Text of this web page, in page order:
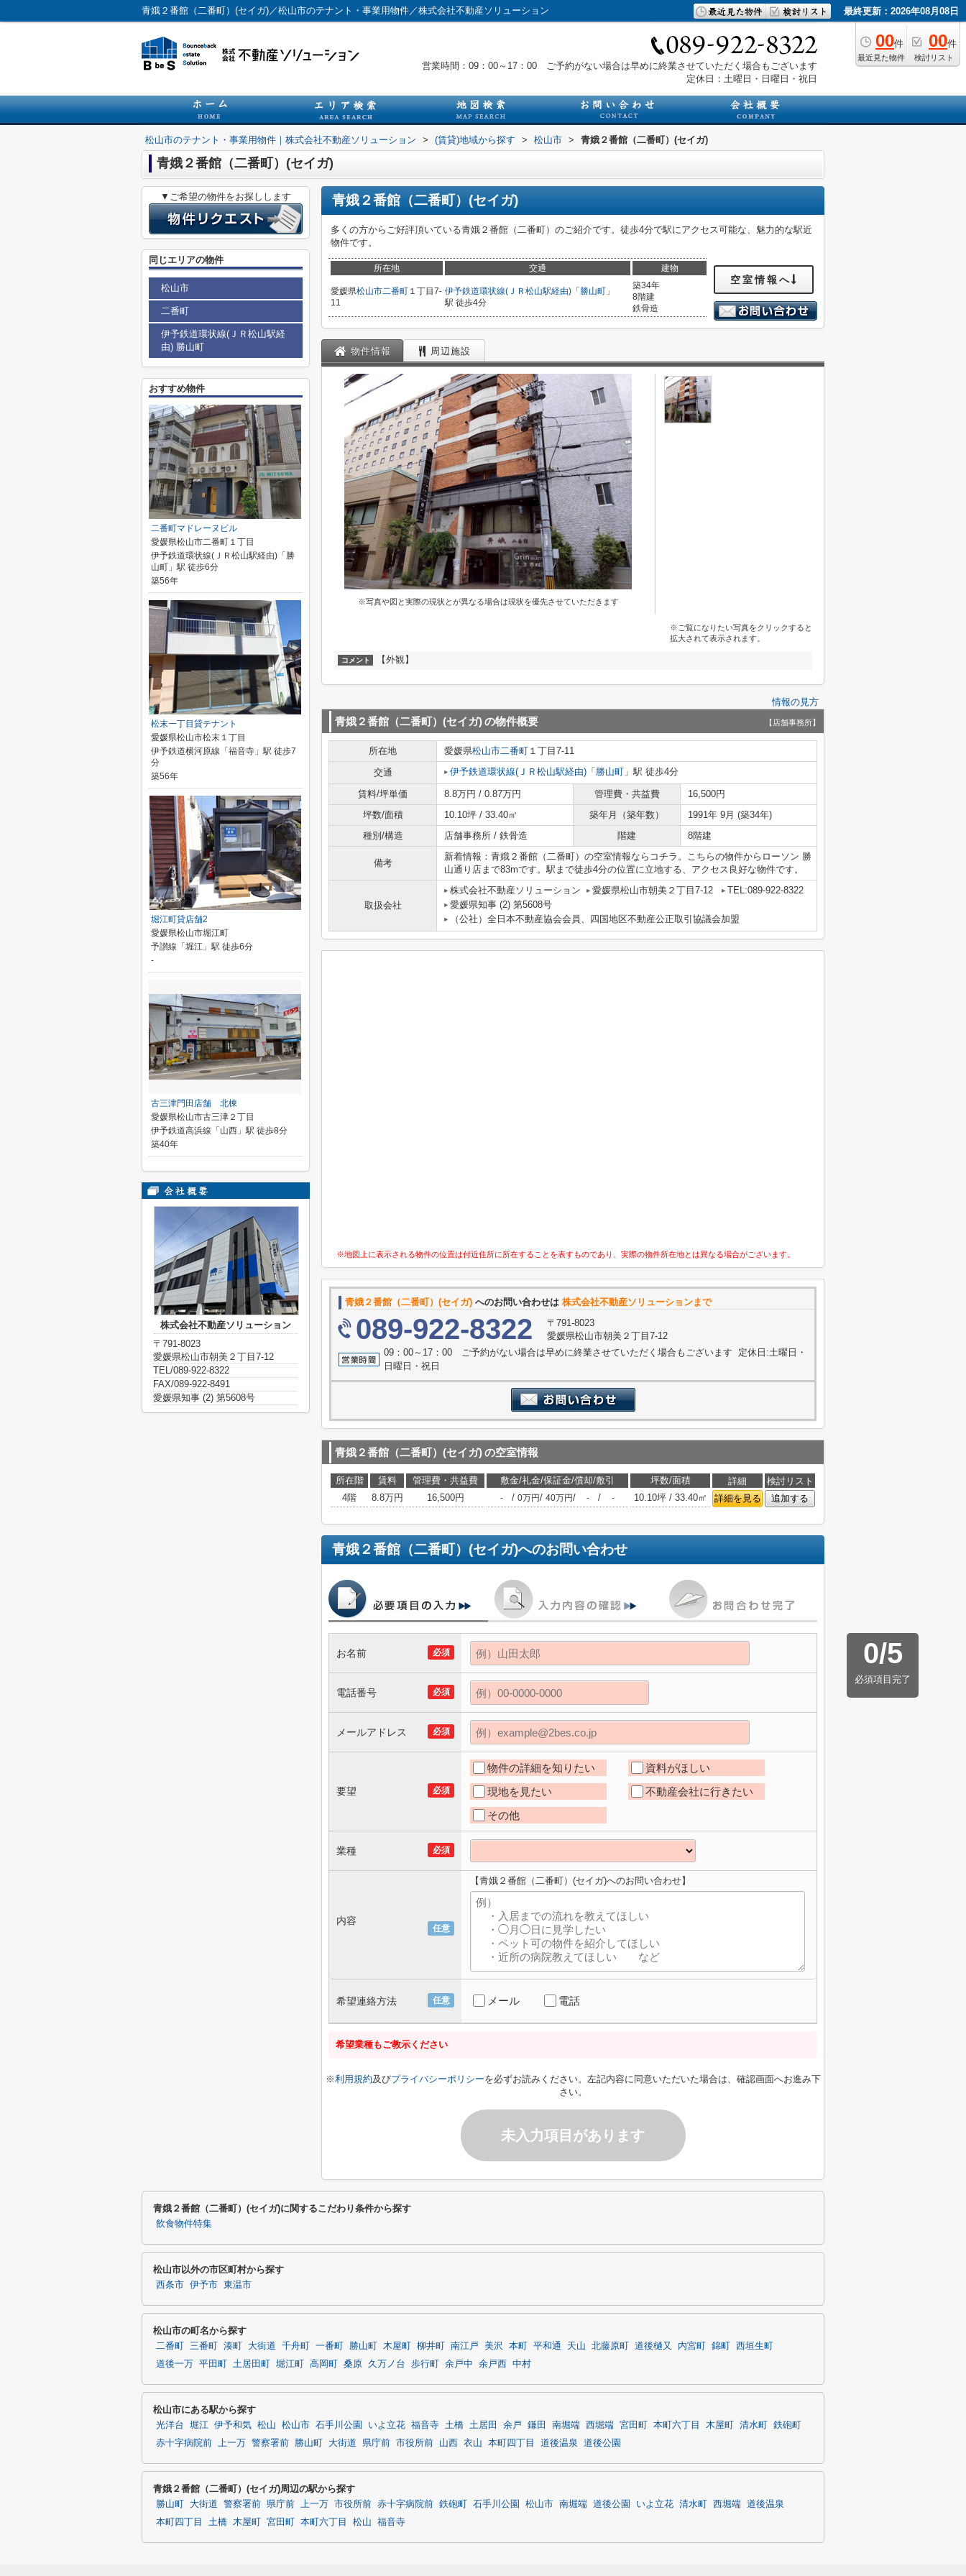
青娥２番館（二番町）(セイガ)／松山市のテナント・事業用物件／株式会社不動産ソリューション 最終更新：2026年08月08日
00件
最近見た物件
00件
検討リスト
営業時間：09：00～17：00 ご予約がない場合は早めに終業させていただく場合もございます
定休日：土曜日・日曜日・祝日
松山市のテナント・事業用物件｜株式会社不動産ソリューション > (賃貸)地域から探す > 松山市 > 青娥２番館（二番町）(セイガ)
青娥２番館（二番町）(セイガ)
青娥２番館（二番町）(セイガ)
多くの方からご好評頂いている青娥２番館（二番町）のご紹介です。徒歩4分で駅にアクセス可能な、魅力的な駅近
物件です。
所在地 交通 建物
愛媛県松山市二番町 １丁目7-
11
伊予鉄道環状線(ＪＲ松山駅経由) 「 勝山町 」
駅 徒歩4分
築34年
8階建
鉄骨造
空室情報へ
物件情報 周辺施設
※写真や図と実際の現状とが異なる場合は現状を優先させていただきます
※ご覧になりたい写真をクリックすると
拡大されて表示されます。
コメント 【外観】
情報の見方
青娥２番館（二番町）(セイガ)の物件概要 【店舗事務所】
所在地 愛媛県松山市二番町 １丁目7-11
交通
伊予鉄道環状線(ＪＲ松山駅経由) 「 勝山町 」駅 徒歩4分
賃料/坪単価 8.8万円 / 0.87万円 管理費・共益費
16,500円
坪数/面積
10.10坪 / 33.40㎡ 築年月（築年数）
1991年 9月 (築34年)
種別/構造
店舗事務所 / 鉄骨造 階建 8階建
備考
新着情報：青娥２番館（二番町）の空室情報ならコチラ。こちらの物件からローソン 勝
山通り店まで83mです。駅まで徒歩4分の位置に立地する、アクセス良好な物件です。
取扱会社
株式会社不動産ソリューション 愛媛県松山市朝美２丁目7-12
TEL:089-922-8322
愛媛県知事 (2) 第5608号
（公社）全日本不動産協会会員、四国地区不動産公正取引協議会加盟
※地図上に表示される物件の位置は付近住所に所在することを表すものであり、実際の物件所在地とは異なる場合がございます。
青娥２番館（二番町）(セイガ) へのお問い合わせは 株式会社不動産ソリューションまで
089-922-8322
〒791-8023
愛媛県松山市朝美２丁目7-12
09：00～17：00 ご予約がない場合は早めに終業させていただく場合もございます 定休日:土曜日・
日曜日・祝日
青娥２番館（二番町）(セイガ)の空室情報
所在階 賃料 管理費・共益費 敷金/礼金/保証金/償却/敷引 坪数/面積 詳細
検討リスト
4階
8.8万円 16,500円 - / 0万円/ 40万円/ - / - 10.10坪 / 33.40㎡ 詳細を見る 追加する
青娥２番館（二番町）(セイガ)へのお問い合わせ
0/5
必須項目完了
必須
お名前
必須
電話番号
必須
メールアドレス
必須
要望
物件の詳細を知りたい
資料がほしい
現地を見たい
不動産会社に行きたい
その他
必須
業種
任意
内容
【青娥２番館（二番町）(セイガ)へのお問い合わせ】
任意
希望連絡方法 メール 電話
希望業種もご教示ください
※利用規約及びプライバシーポリシーを必ずお読みください。左記内容に同意いただいた場合は、確認画面へお進み下
さい。
未入力項目があります
▼ご希望の物件をお探しします
同じエリアの物件
松山市
二番町
伊予鉄道環状線(ＪＲ松山駅経
由) 勝山町
おすすめ物件
二番町マドレーヌビル
愛媛県松山市二番町１丁目
伊予鉄道環状線(ＪＲ松山駅経由)「勝
山町」駅 徒歩6分
築56年
松末一丁目貸テナント
愛媛県松山市松末１丁目
伊予鉄道横河原線「福音寺」駅 徒歩7
分
築56年
堀江町貸店舗2
愛媛県松山市堀江町
予讃線「堀江」駅 徒歩6分
-
古三津門田店舗 北棟
愛媛県松山市古三津２丁目
伊予鉄道高浜線「山西」駅 徒歩8分
築40年
株式会社不動産ソリューション
〒791-8023
愛媛県松山市朝美２丁目7-12
TEL/089-922-8322
FAX/089-922-8491
愛媛県知事 (2) 第5608号
青娥２番館（二番町）(セイガ)に関するこだわり条件から探す
飲食物件特集
松山市以外の市区町村から探す
西条市 伊予市 東温市
松山市の町名から探す
二番町 三番町 湊町 大街道 千舟町 一番町 勝山町 木屋町 柳井町 南江戸 美沢 本町 平和通 天山 北藤原町 道後樋又 内宮町 錦町
西垣生町
道後一万
平田町 土居田町 堀江町 高岡町 桑原 久万ノ台 歩行町 余戸中 余戸西 中村
松山市にある駅から探す
光洋台 堀江 伊予和気 松山 松山市 石手川公園 いよ立花 福音寺 土橋 土居田 余戸 鎌田 南堀端 西堀端 宮田町 本町六丁目 木屋町 清水町
鉄砲町
赤十字病院前 上一万 警察署前 勝山町 大街道 県庁前 市役所前 山西 衣山 本町四丁目 道後温泉 道後公園
青娥２番館（二番町）(セイガ)周辺の駅から探す
勝山町 大街道 警察署前 県庁前 上一万 市役所前 赤十字病院前 鉄砲町 石手川公園 松山市 南堀端 道後公園 いよ立花 清水町 西堀端 道後温泉
本町四丁目
土橋 木屋町 宮田町 本町六丁目 松山 福音寺